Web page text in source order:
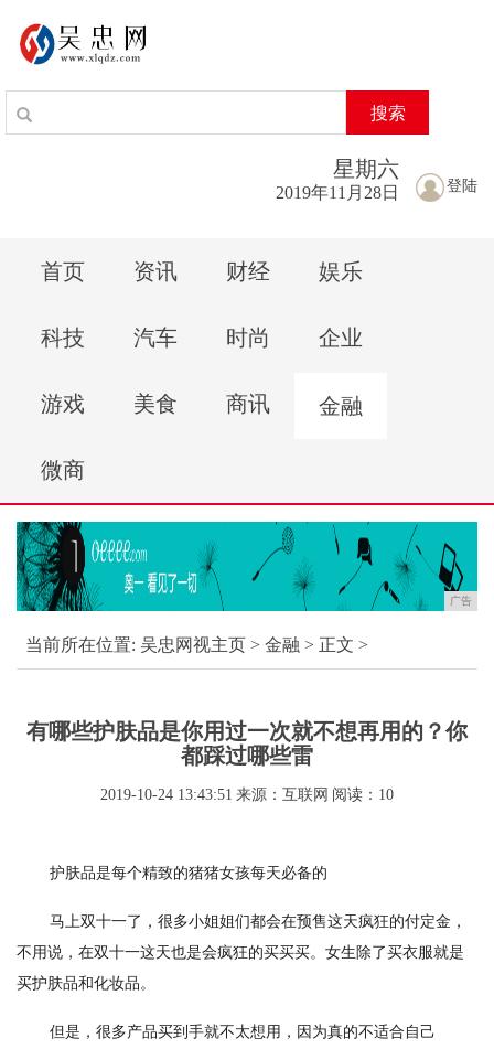
搜索
登陆
星期六
2019年11月28日
首页 资讯 财经 娱乐
科技 汽车 时尚 企业
游戏 美食 商讯 金融
微商
广告
当前所在位置: 吴忠网视主页 > 金融 > 正文 >
有哪些护肤品是你用过一次就不想再用的？你
都踩过哪些雷
2019-10-24 13:43:51 来源：互联网 阅读：10
护肤品是每个精致的猪猪女孩每天必备的
马上双十一了，很多小姐姐们都会在预售这天疯狂的付定金，
不用说，在双十一这天也是会疯狂的买买买。女生除了买衣服就是
买护肤品和化妆品。
但是，很多产品买到手就不太想用，因为真的不适合自己